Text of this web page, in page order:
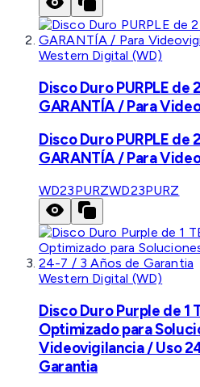
Western Digital (WD)
Disco Duro PURPLE de
GARANTÍA / Para
Disco Duro PURPLE de
GARANTÍA / Para
WD23PURZWD23PURZ
Western Digital (WD)
Disco Duro Purple de 1
Optimizado para
Videovigilancia / Uso
Garantia